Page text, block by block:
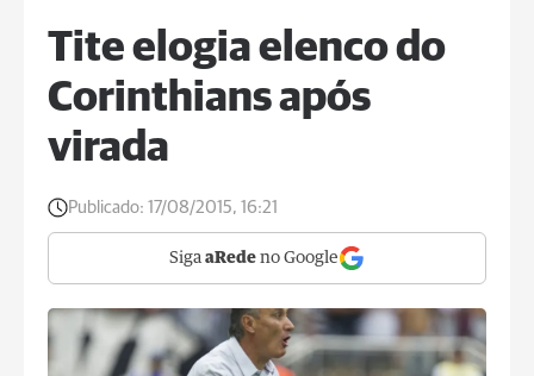
Tite elogia elenco do
Corinthians após
virada
Publicado: 17/08/2015, 16:21
Siga aRede no Google